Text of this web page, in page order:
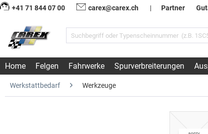
+41 71 844 07 00 carex@carex.ch | Partner
Home Felgen Fahrwerke Spurverbreiterungen
Werkstattbedarf Werkzeuge